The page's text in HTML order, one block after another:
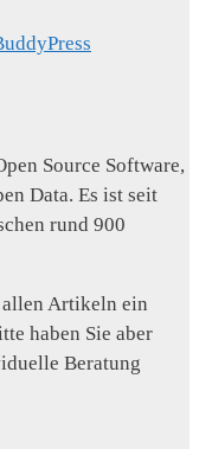
Source Software,
Data. Es ist seit
rund 900
allen Artikeln ein
haben Sie aber
Beratung